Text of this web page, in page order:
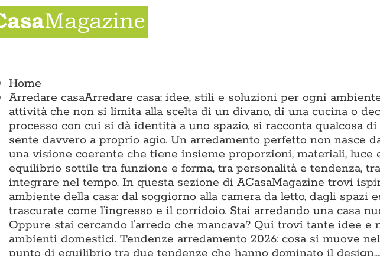
Salta
al
contenuto
Home
Arredare casaArredare casa: idee, stili e soluzioni per ogni
attività che non si limita alla scelta di un divano, di una cucina o
processo con cui si dà identità a uno spazio, si racconta qualcosa
sente davvero a proprio agio. Un arredamento perfetto non nasce
una visione coerente che tiene insieme proporzioni, materiali, luce
equilibrio sottile tra funzione e forma, tra personalità e tendenza,
integrare nel tempo. In questa sezione di ACasaMagazine trovi
ambiente della casa: dal soggiorno alla camera da letto, dagli spazi
trascurate come l’ingresso e il corridoio. Stai arredando una casa
Oppure stai cercando l’arredo che mancava? Qui trovi tante idee
ambienti domestici. Tendenze arredamento 2026: cosa si muove